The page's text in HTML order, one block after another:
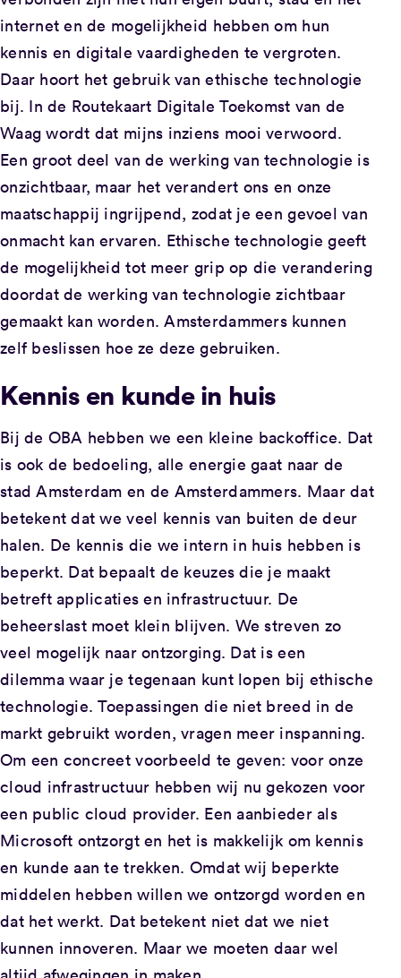
internet en de mogelijkheid hebben om hun
kennis en digitale vaardigheden te vergroten.
Daar hoort het gebruik van ethische technologie
bij. In de Routekaart Digitale Toekomst van de
Waag wordt dat mijns inziens mooi verwoord.
Een groot deel van de werking van technologie is
onzichtbaar, maar het verandert ons en onze
maatschappij ingrijpend, zodat je een gevoel van
onmacht kan ervaren. Ethische technologie geeft
de mogelijkheid tot meer grip op die verandering
doordat de werking van technologie zichtbaar
gemaakt kan worden. Amsterdammers kunnen
zelf beslissen hoe ze deze gebruiken.
Kennis en kunde in huis
Bij de OBA hebben we een kleine backoffice. Dat
is ook de bedoeling, alle energie gaat naar de
stad Amsterdam en de Amsterdammers. Maar dat
betekent dat we veel kennis van buiten de deur
halen. De kennis die we intern in huis hebben is
beperkt. Dat bepaalt de keuzes die je maakt
betreft applicaties en infrastructuur. De
beheerslast moet klein blijven. We streven zo
veel mogelijk naar ontzorging. Dat is een
dilemma waar je tegenaan kunt lopen bij ethische
technologie. Toepassingen die niet breed in de
markt gebruikt worden, vragen meer inspanning.
Om een concreet voorbeeld te geven: voor onze
cloud infrastructuur hebben wij nu gekozen voor
een public cloud provider. Een aanbieder als
Microsoft ontzorgt en het is makkelijk om kennis
en kunde aan te trekken. Omdat wij beperkte
middelen hebben willen we ontzorgd worden en
dat het werkt. Dat betekent niet dat we niet
kunnen innoveren. Maar we moeten daar wel